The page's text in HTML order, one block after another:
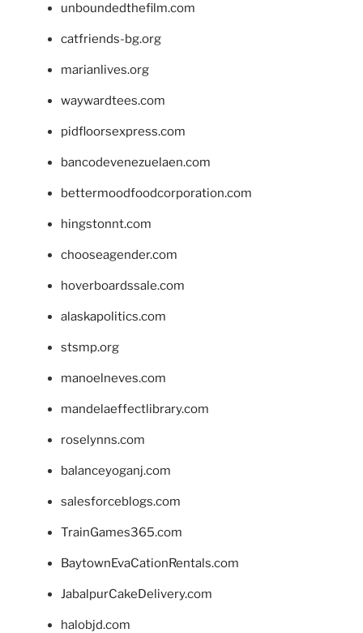
unboundedthefilm.com
catfriends-bg.org
marianlives.org
waywardtees.com
pidfloorsexpress.com
bancodevenezuelaen.com
bettermoodfoodcorporation.com
hingstonnt.com
chooseagender.com
hoverboardssale.com
alaskapolitics.com
stsmp.org
manoelneves.com
mandelaeffectlibrary.com
roselynns.com
balanceyoganj.com
salesforceblogs.com
TrainGames365.com
BaytownEvaCationRentals.com
JabalpurCakeDelivery.com
halobjd.com